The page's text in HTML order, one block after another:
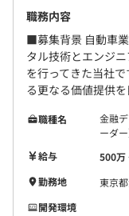
職務内容
■募集背景 自動車
タル技術とエンジ
を行ってきた当社
る更なる価値提供
職種名
金融
ーダー
給与
500万
勤務地
東京
開発環境